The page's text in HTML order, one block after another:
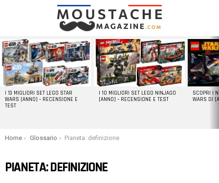
LATEST
STORIES
I 13 MIGLIORI SET LEGO STAR
WARS [ANNO] – RECENSIONE E
TEST
I 10 MIGLIORI SET LEGO NINJAGO
[ANNO] – RECENSIONE E TEST
SCOPRI I
WARS DI
You are here:
Home Glossario Pianeta: definizione
PIANETA: DEFINIZIONE